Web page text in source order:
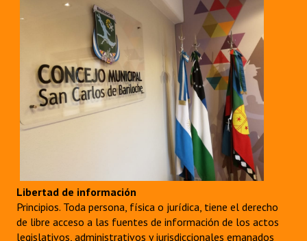
Libertad de información
Principios. Toda persona, física o jurídica, tiene el derecho
de libre acceso a las fuentes de información de los actos
legislativos, administrativos y jurisdiccionales emanados